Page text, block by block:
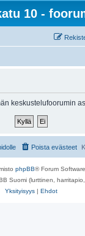
10 -
keskustelufoorumin
Poista evästeet
phpBB® Forum
Suomi (lurttinen,
Yksityisyys | Ehdot